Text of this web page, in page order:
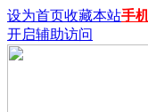
设为首页收藏本站手
开启辅助访问